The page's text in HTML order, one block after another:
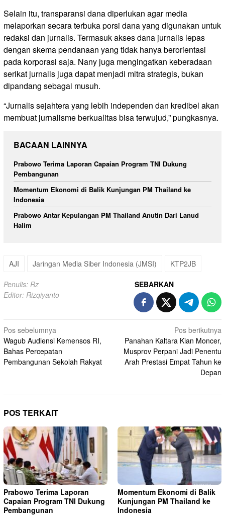
Selain itu, transparansi dana diperlukan agar media
melaporkan secara terbuka porsi dana yang digunakan untuk
redaksi dan jurnalis. Termasuk akses dana jurnalis lepas
dengan skema pendanaan yang tidak hanya berorientasi
pada korporasi saja. Nany juga mengingatkan keberadaan
serikat jurnalis juga dapat menjadi mitra strategis, bukan
dipandang sebagai musuh.
“Jurnalis sejahtera yang lebih independen dan kredibel akan
membuat jurnalisme berkualitas bisa terwujud,” pungkasnya.
BACAAN LAINNYA
Prabowo Terima Laporan Capaian Program TNI Dukung
Pembangunan
Momentum Ekonomi di Balik Kunjungan PM Thailand ke
Indonesia
Prabowo Antar Kepulangan PM Thailand Anutin Dari Lanud
Halim
AJI Jaringan Media Siber Indonesia (JMSI) KTP2JB
Penulis: Rz
Editor: Rizqiyanto
SEBARKAN
Navigasi
pos
Pos sebelumnya
Wagub Audiensi Kemensos RI,
Bahas Percepatan
Pembangunan Sekolah Rakyat
Pos berikutnya
Panahan Kaltara Kian Moncer,
Musprov Perpani Jadi Penentu
Arah Prestasi Empat Tahun ke
Depan
POS TERKAIT
Prabowo Terima Laporan
Capaian Program TNI Dukung
Pembangunan
Momentum Ekonomi di Balik
Kunjungan PM Thailand ke
Indonesia